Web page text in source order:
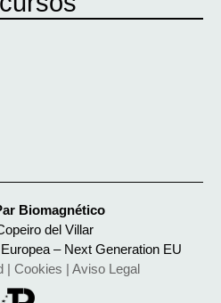
Biomagnético
del Villar
– Next Generation EU
| Cookies | Aviso Legal